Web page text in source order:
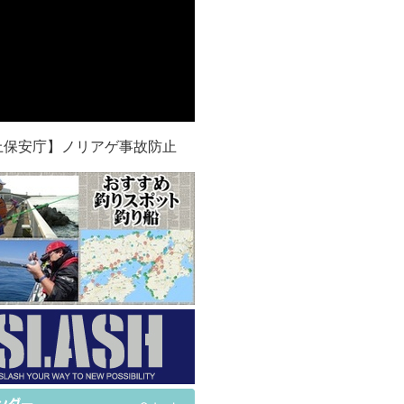
保安庁】ノリアゲ事故防止